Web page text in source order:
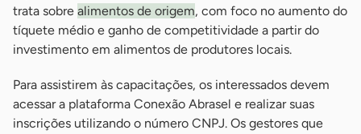
trata sobre alimentos de origem, com foco no aumento do
tíquete médio e ganho de competitividade a partir do
investimento em alimentos de produtores locais.
Para assistirem às capacitações, os interessados devem
acessar a plataforma Conexão Abrasel e realizar suas
inscrições utilizando o número CNPJ. Os gestores que